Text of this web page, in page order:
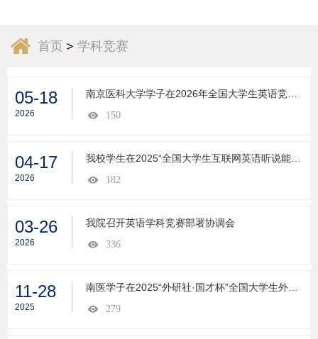
首页 学科竞赛
05-18
2026 150
04-17
2026 182
03-26
2026
我院召开英语学科竞赛部署协调会
336
11-28
2025 279